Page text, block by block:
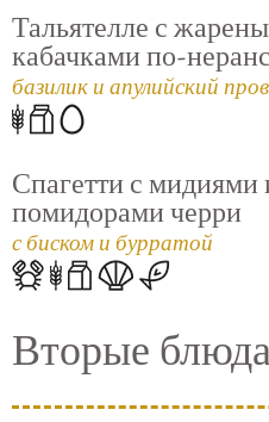
Тальятелле с
кабачками по-
базилик и апулийский
Спагетти с мидиями
помидорами черри
с биском и бурратой
Вторые